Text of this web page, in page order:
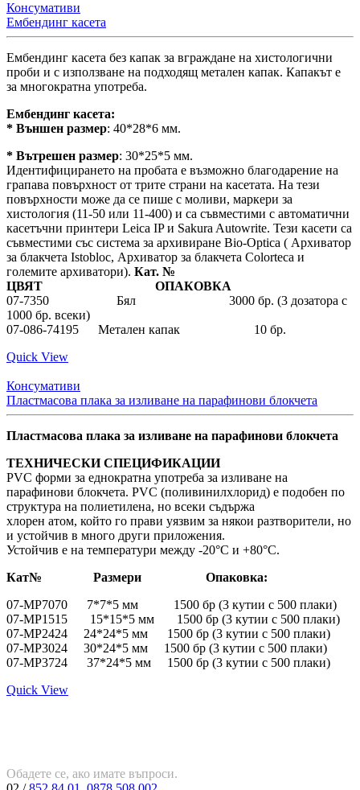
Консумативи
Ембендинг касета
Ембендинг касета без капак за вграждане на хистологични
проби и с използване на подходящ метален капак. Капакът е
за многократна употреба.
Ембендинг касета:
* Външен размер: 40*28*6 мм.
* Вътрешен размер: 30*25*5 мм.
Идентифицирането на пробата е възможно благодарение на
грапава повърхност от трите страни на касетата. На тези
повърхности може да се пише с моливи, маркери за
хистология (11-50 или 11-400) и са съвместими с автоматични
касетъчни принтери Leica IP и Sakura Autowrite. Тези касети са
съвместими със система за архивиране Bio-Optica ( Архиватор
за блакчета Istobloc, Архиватор за блакчета Colorteca и
големите архиватори). Кат. №
ЦВЯТ ОПАКОВКА
07-7350 Бял 3000 бр. (3 дозатора с
1000 бр. всеки)
07-086-74195 Метален капак 10 бр.
Quick View
Консумативи
Пластмасова плака за изливане на парафинови блокчета
Пластмасова плака за изливане на парафинови блокчета
ТЕХНИЧЕСКИ СПЕЦИФИКАЦИИ
PVC форми за еднократна употреба за изливане на
парафинови блокчета. PVC (поливинилхлорид) е подобен по
структура на полиетилена, но всеки съдържа
хлорен атом, който го прави уязвим за някои разтворители, но
и устойчив в много други приложения.
Устойчив е на температури между -20°C и +80°C.
Кат№ Размери Опаковка:
07-MP7070 7*7*5 мм 1500 бр (3 кутии с 500 плаки)
07-MP1515 15*15*5 мм 1500 бр (3 кутии с 500 плаки)
07-MP2424 24*24*5 мм 1500 бр (3 кутии с 500 плаки)
07-MP3024 30*24*5 мм 1500 бр (3 кутии с 500 плаки)
07-MP3724 37*24*5 мм 1500 бр (3 кутии с 500 плаки)
Quick View
Обадете се, ако имате въпроси.